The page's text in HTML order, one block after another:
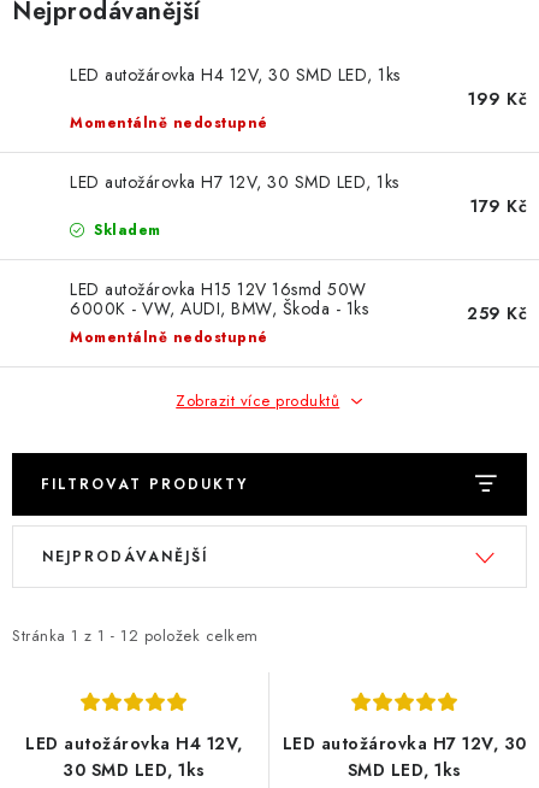
Obchodní podmínky
Nejprodávanější
LED autožárovka H4 12V, 30 SMD LED, 1ks
Momentálně nedostupné
199 Kč
LED autožárovka H7 12V, 30 SMD LED, 1ks
Skladem
179 Kč
LED autožárovka H15 12V 16smd 50W
6000K - VW, AUDI, BMW, Škoda - 1ks
Momentálně nedostupné
259 Kč
Zobrazit více produktů
FILTROVAT PRODUKTY
V
i
Stránka 1 z 1 - 12 položek celkem
Ř
e
p
NEJPRODÁVANĚJŠÍ
LED autožárovka H4 12V,
30 SMD LED, 1ks
LED autožárovka H7 12V, 30
SMD LED, 1ks